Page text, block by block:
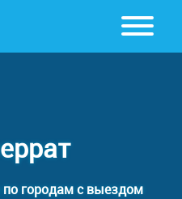
по городам с выездом